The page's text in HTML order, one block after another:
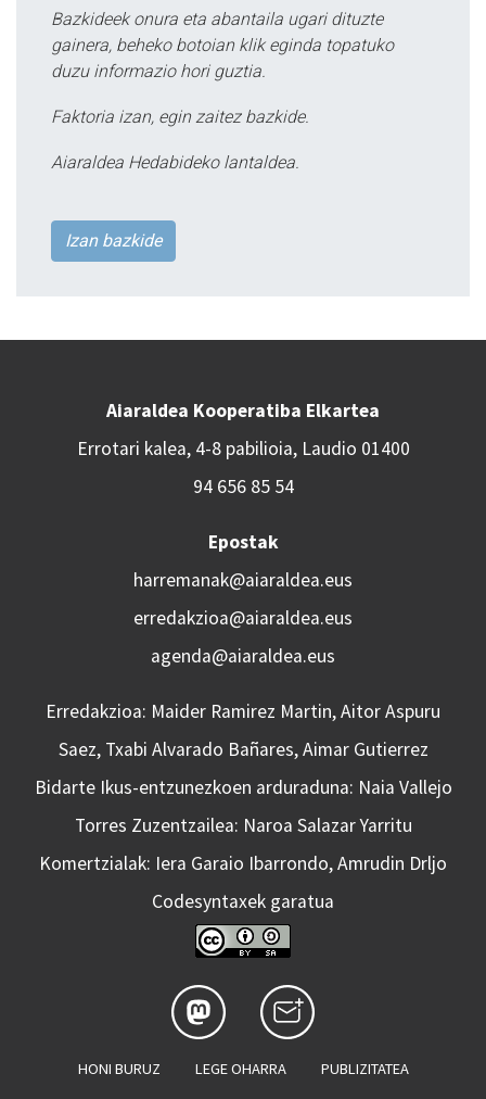
Bazkideek onura eta abantaila ugari dituzte
gainera, beheko botoian klik eginda topatuko
duzu informazio hori guztia.
Faktoria izan, egin zaitez bazkide.
Aiaraldea Hedabideko lantaldea.
Izan bazkide
Aiaraldea Kooperatiba Elkartea
Errotari kalea, 4-8 pabilioia, Laudio 01400
94 656 85 54
Epostak
harremanak@aiaraldea.eus
erredakzioa@aiaraldea.eus
agenda@aiaraldea.eus
Erredakzioa: Maider Ramirez Martin, Aitor Aspuru
Saez, Txabi Alvarado Bañares, Aimar Gutierrez
Bidarte Ikus-entzunezkoen arduraduna: Naia Vallejo
Torres Zuzentzailea: Naroa Salazar Yarritu
Komertzialak: Iera Garaio Ibarrondo, Amrudin Drljo
Codesyntaxek garatua
HONI BURUZ LEGE OHARRA PUBLIZITATEA